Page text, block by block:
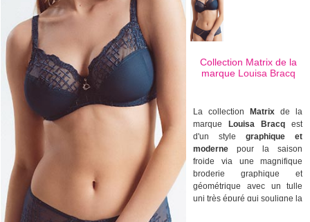
Collection Matrix de la
marque Louisa Bracq
La collection Matrixde la
marque
Louisa Bracq est
d'un stylegraphique et
moderne pour la saison
froide via une magnifique
broderie graphique et
géométrique avec un tulle
uni très épuré qui souligne la